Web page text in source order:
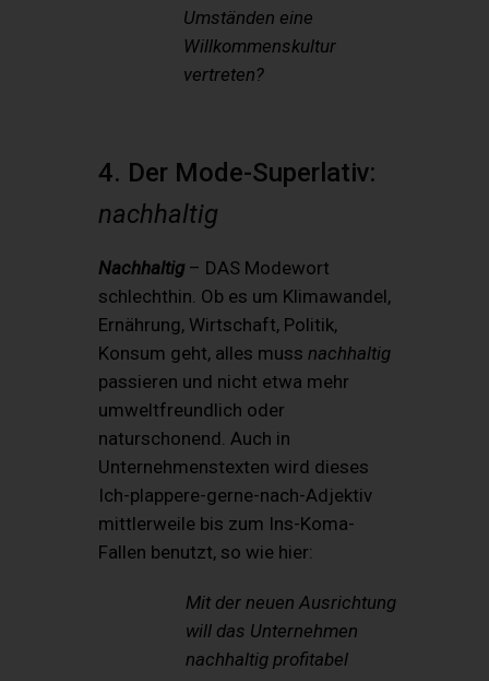
Umständen eine
Willkommenskultur
vertreten?
4. Der Mode-Superlativ:
nachhaltig
Nachhaltig – DAS Modewort
schlechthin. Ob es um Klimawandel,
Ernährung, Wirtschaft, Politik,
Konsum geht, alles muss nachhaltig
passieren und nicht etwa mehr
umweltfreundlich oder
naturschonend. Auch in
Unternehmenstexten wird dieses
Ich-plappere-gerne-nach-Adjektiv
mittlerweile bis zum Ins-Koma-
Fallen benutzt, so wie hier:
Mit der neuen Ausrichtung
will das Unternehmen
nachhaltig profitabel